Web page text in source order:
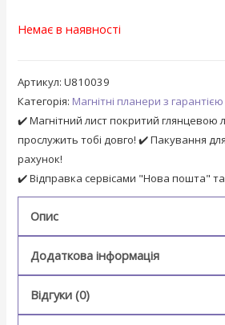
Немає в наявності
Артикул:U810039
Категорія: Магнітні планери з гарантією
✔️ Магнітний лист покритий глянцевою
прослужить тобі довго! ✔️ Пакування
рахунок!
✔️ Відправка сервісами "Нова пошта"
Опис
Додаткова інформація
Відгуки (0)